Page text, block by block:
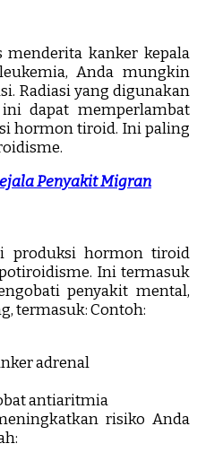
menderita kanker kepala
Anda mungkin
Radiasi yang digunakan
dapat memperlambat
hormon tiroid. Ini paling
Penyakit Migran
produksi hormon tiroid
Ini termasuk
penyakit mental,
termasuk: Contoh:
adrenal
antiaritmia
risiko Anda